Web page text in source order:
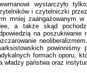
wystarczyło
i czytelniczki
mniej zaangażowanym
a także skąd
na poszukiwanie
powinniśmy
formach oporu,
władzy państwa oraz